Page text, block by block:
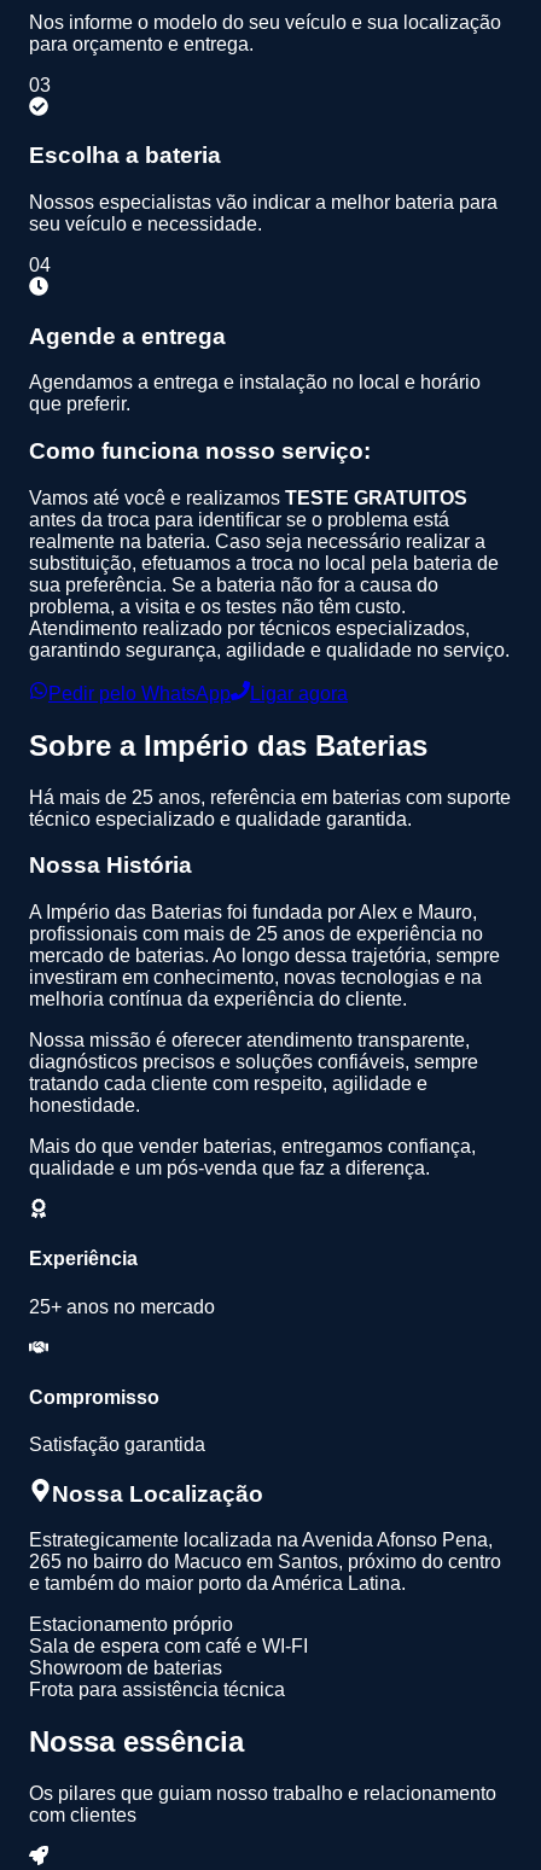
Nos informe o modelo do seu veículo e sua localização
para orçamento e entrega.
03
Escolha a bateria
Nossos especialistas vão indicar a melhor bateria para
seu veículo e necessidade.
04
Agende a entrega
Agendamos a entrega e instalação no local e horário
que preferir.
Como funciona nosso serviço:
Vamos até você e realizamos TESTE GRATUITOS
antes da troca para identificar se o problema está
realmente na bateria. Caso seja necessário realizar a
substituição, efetuamos a troca no local pela bateria de
sua preferência. Se a bateria não for a causa do
problema, a visita e os testes não têm custo.
Atendimento realizado por técnicos especializados,
garantindo segurança, agilidade e qualidade no serviço.
Pedir pelo WhatsApp Ligar agora
Sobre a Império das Baterias
Há mais de 25 anos, referência em baterias com suporte
técnico especializado e qualidade garantida.
Nossa História
A Império das Baterias foi fundada por Alex e Mauro,
profissionais com mais de 25 anos de experiência no
mercado de baterias. Ao longo dessa trajetória, sempre
investiram em conhecimento, novas tecnologias e na
melhoria contínua da experiência do cliente.
Nossa missão é oferecer atendimento transparente,
diagnósticos precisos e soluções confiáveis, sempre
tratando cada cliente com respeito, agilidade e
honestidade.
Mais do que vender baterias, entregamos confiança,
qualidade e um pós-venda que faz a diferença.
Experiência
25+ anos no mercado
Compromisso
Satisfação garantida
Nossa Localização
Estrategicamente localizada na Avenida Afonso Pena,
265 no bairro do Macuco em Santos, próximo do centro
e também do maior porto da América Latina.
Estacionamento próprio
Sala de espera com café e WI-FI
Showroom de baterias
Frota para assistência técnica
Nossa essência
Os pilares que guiam nosso trabalho e relacionamento
com clientes